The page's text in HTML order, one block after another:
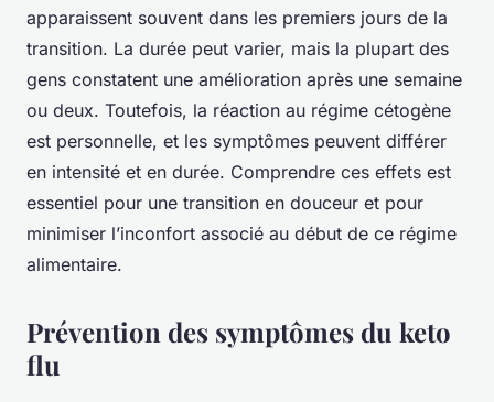
apparaissent souvent dans les premiers jours de la
transition. La durée peut varier, mais la plupart des
gens constatent une amélioration après une semaine
ou deux. Toutefois, la réaction au régime cétogène
est personnelle, et les symptômes peuvent différer
en intensité et en durée. Comprendre ces effets est
essentiel pour une transition en douceur et pour
minimiser l’inconfort associé au début de ce régime
alimentaire.
Prévention des symptômes du keto
flu